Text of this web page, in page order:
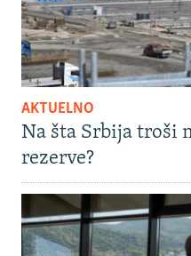
AKTUELNO
Na šta Srbija troši
rezerve?